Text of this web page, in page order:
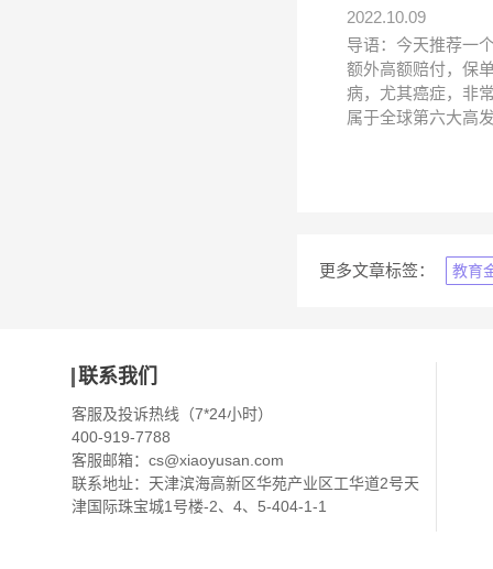
2022.10.09
导语：今天推荐一
额外高额赔付，保
病，尤其癌症，非
属于全球第六大高
更多文章标签： 教育
联系我们
客服及投诉热线（7*24小时）
400-919-7788
客服邮箱： cs@xiaoyusan.com
联系地址：天津滨海高新区华苑产业区工华道2号天
津国际珠宝城1号楼-2、4、5-404-1-1